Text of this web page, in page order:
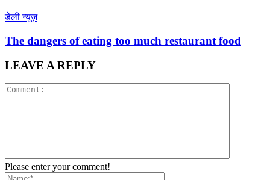
डेली न्यूज़
The dangers of eating too much restaurant food
LEAVE A REPLY
Please enter your comment!